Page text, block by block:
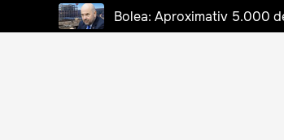
Bolea: Aproximativ 5.000